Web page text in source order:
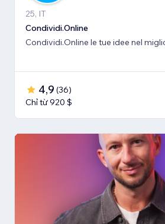
25, IT
Condividi.Online
Condividi.Online le tue idee nel
4,9 (36)
Chỉ từ 920 $